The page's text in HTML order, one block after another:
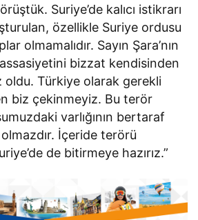
Suriye’de kalıcı istikrarı
özellikle Suriye ordusu
olmamalıdır. Sayın Şara’nın
bizzat kendisinden
oldu. Türkiye olarak gerekli
biz çekinmeyiz. Bu terör
varlığının bertaraf
İçeride terörü
de bitirmeye hazırız.”